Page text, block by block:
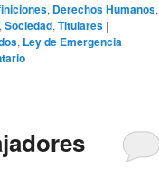
, Derechos Humanos,
,Sociedad,Titulares |
, Ley de Emergencia